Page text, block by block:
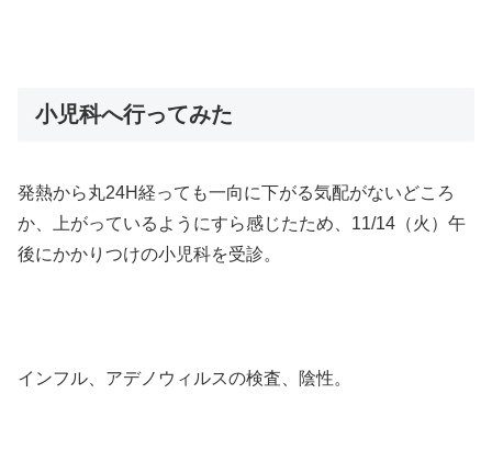
小児科へ行ってみた
発熱から丸24H経っても一向に下がる気配がないどころ
か、上がっているようにすら感じたため、11/14（火）午
後にかかりつけの小児科を受診。
インフル、アデノウィルスの検査、陰性。